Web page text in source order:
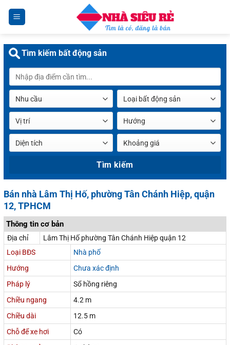
dung
Bán nhà Lâm Thị Hố, phường Tân Chánh Hiệp, quận
12, TPHCM
Thông tin cơ bản
Địa chỉ
Lâm Thị Hố phường Tân Chánh Hiệp quận 12
Loại BĐS
Nhà phố
Hướng
Chưa xác định
Pháp lý
Sổ hồng riêng
Chiều ngang
4.2 m
Chiều dài
12.5 m
Chỗ để xe hơi
Có
Tìm kiếm bất động sản